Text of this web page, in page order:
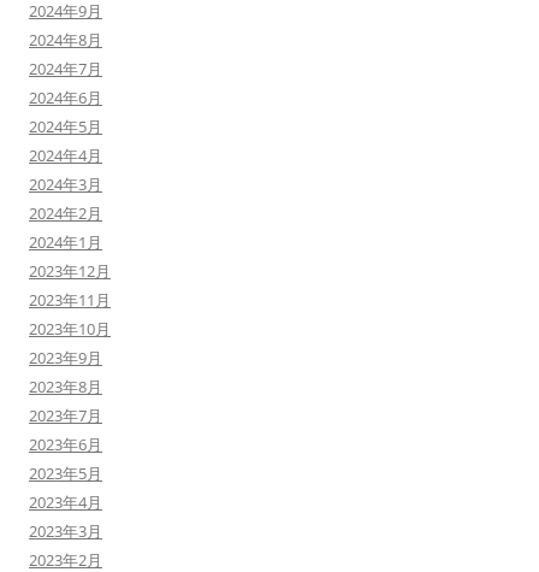
2024年9月
2024年8月
2024年7月
2024年6月
2024年5月
2024年4月
2024年3月
2024年2月
2024年1月
2023年12月
2023年11月
2023年10月
2023年9月
2023年8月
2023年7月
2023年6月
2023年5月
2023年4月
2023年3月
2023年2月